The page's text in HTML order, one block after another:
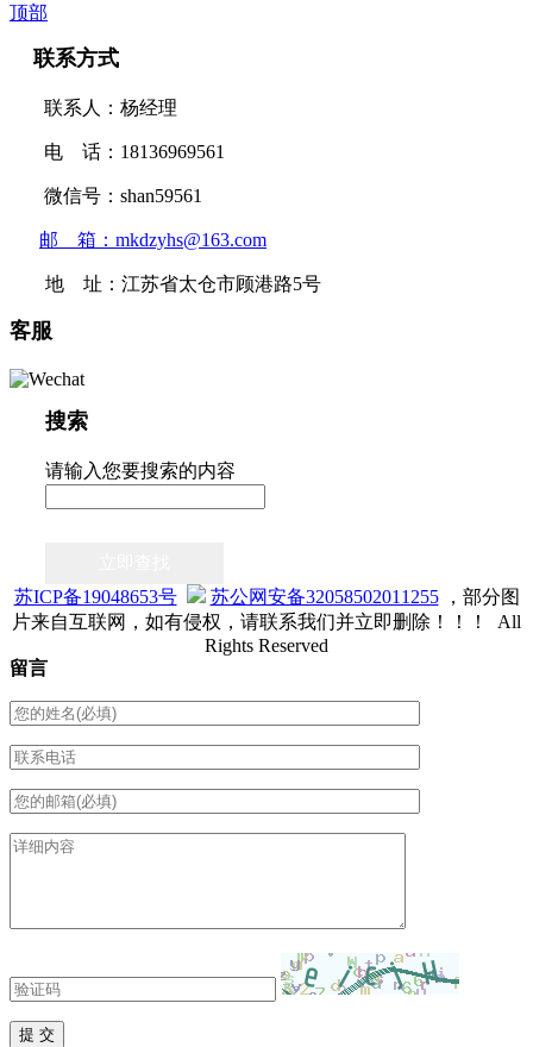
顶部
联系方式
联系人：杨经理
电 话：18136969561
微信号：shan59561
邮 箱：mkdzyhs@163.com
地 址：江苏省太仓市顾港路5号
客服
搜索
请输入您要搜索的内容
苏ICP备19048653号
苏公网安备32058502011255，部分图
片来自互联网，如有侵权，请联系我们并立即删除！！！ All
Rights Reserved
留言